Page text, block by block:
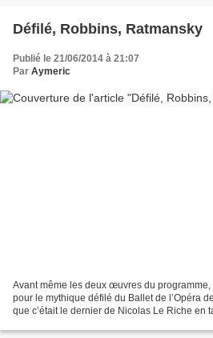
Défilé, Robbins, Ratmansky
Publié le 21/06/2014 à 21:07
Par Aymeric
Avant même les deux œuvres du
pour le mythique défilé du Ballet de l’Opéra
que c’était le dernier de Nicolas Le Riche en